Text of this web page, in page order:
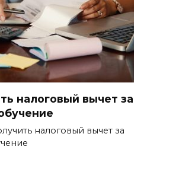
налоговый вычет за
налоговый вычет за